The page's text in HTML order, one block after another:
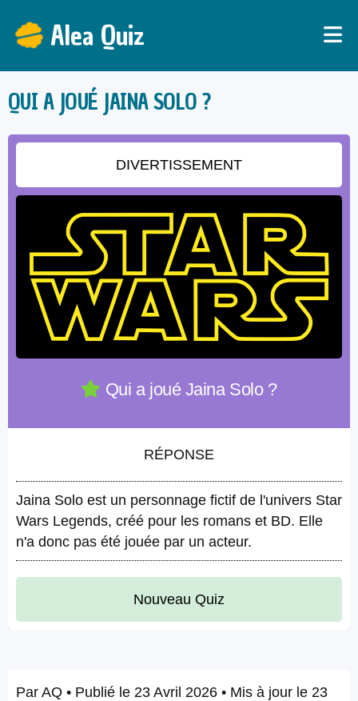
Alea Quiz
QUI A JOUÉ JAINA SOLO ?
DIVERTISSEMENT
Qui a joué Jaina Solo ?
RÉPONSE
Jaina Solo est un personnage fictif de l'univers Star
Wars Legends, créé pour les romans et BD. Elle
n'a donc pas été jouée par un acteur.
Nouveau Quiz
Par AQ • Publié le 23 Avril 2026 • Mis à jour le 23